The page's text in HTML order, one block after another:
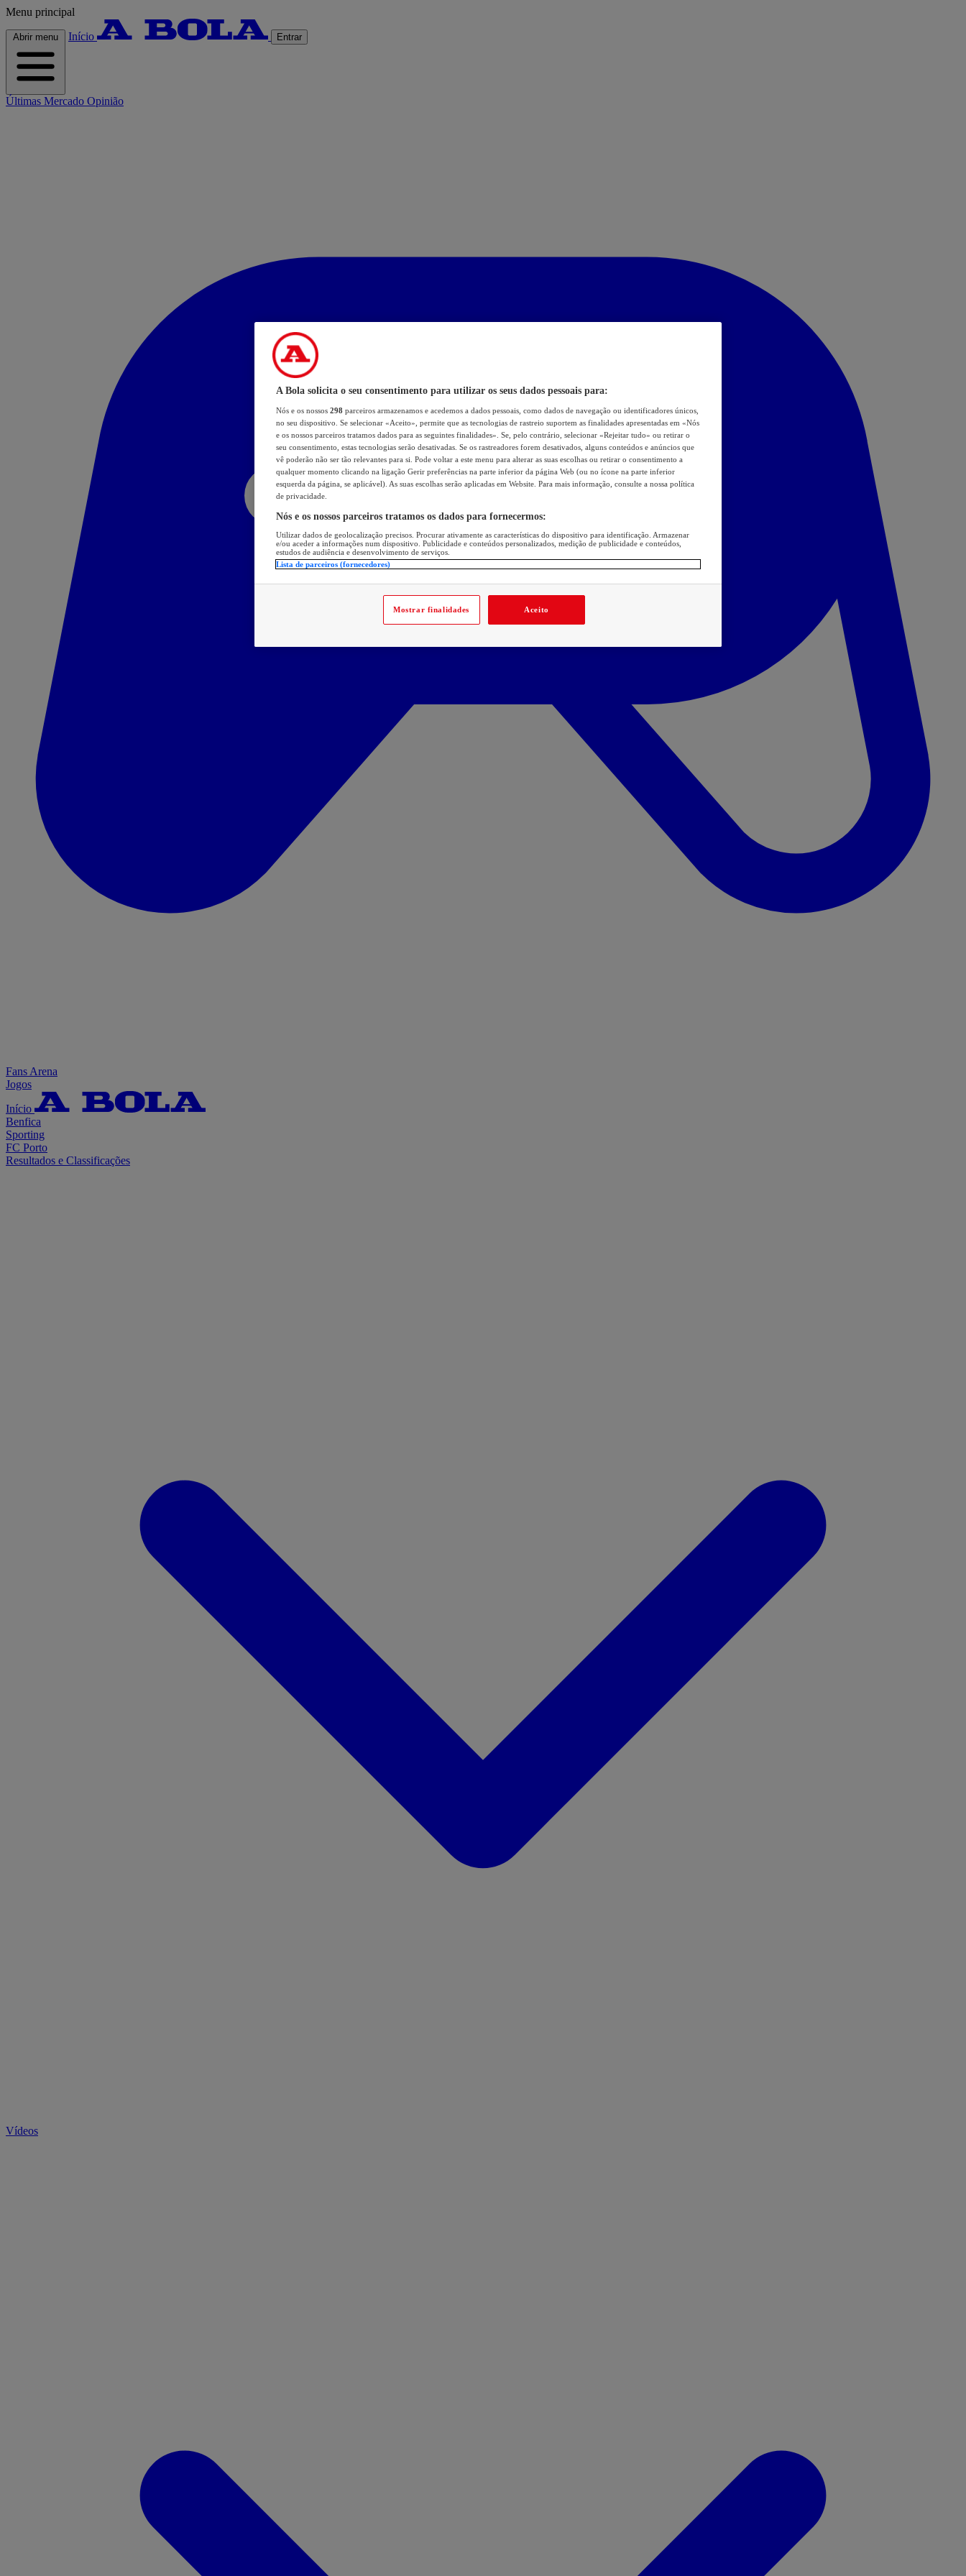
Menu principal
Abrir menu Início Entrar
Últimas Mercado Opinião
Fans Arena
Jogos
Início
Benfica
Sporting
FC Porto
Resultados e Classificações
Vídeos
A Bola solicita o seu consentimento para utilizar os seus dados pessoais para:
Nós e os nossos 298 parceiros armazenamos e acedemos a dados pessoais, como dados de navegação ou identificadores únicos,
no seu dispositivo. Se selecionar «Aceito», permite que as tecnologias de rastreio suportem as finalidades apresentadas em «Nós
e os nossos parceiros tratamos dados para as seguintes finalidades». Se, pelo contrário, selecionar «Rejeitar tudo» ou retirar o
seu consentimento, estas tecnologias serão desativadas. Se os rastreadores forem desativados, alguns conteúdos e anúncios que
vê poderão não ser tão relevantes para si. Pode voltar a este menu para alterar as suas escolhas ou retirar o consentimento a
qualquer momento clicando na ligação Gerir preferências na parte inferior da página Web (ou no ícone na parte inferior
esquerda da página, se aplicável). As suas escolhas serão aplicadas em Website. Para mais informação, consulte a nossa política
de privacidade.
Nós e os nossos parceiros tratamos os dados para fornecermos:
Utilizar dados de geolocalização precisos. Procurar ativamente as características do dispositivo para identificação. Armazenar
e/ou aceder a informações num dispositivo. Publicidade e conteúdos personalizados, medição de publicidade e conteúdos,
estudos de audiência e desenvolvimento de serviços.
Lista de parceiros (fornecedores)
Mostrar finalidades Aceito